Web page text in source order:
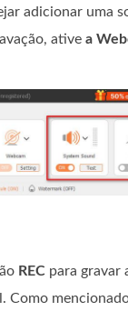
adicionar uma
ative a
REC para gravar
Como